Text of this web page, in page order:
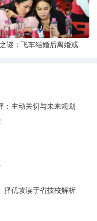
：主动关切与未来规划
优攻读于省技校解析